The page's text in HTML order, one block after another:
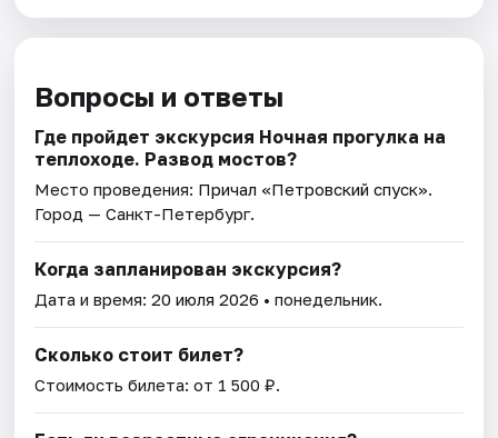
Вопросы и ответы
Где пройдет экскурсия Ночная прогулка на
теплоходе. Развод мостов?
Место проведения: Причал «Петровский спуск».
Город — Санкт-Петербург.
Когда запланирован экскурсия?
Дата и время:20 июля 2026 • понедельник.
Сколько стоит билет?
Стоимость билета: от 1 500 ₽.